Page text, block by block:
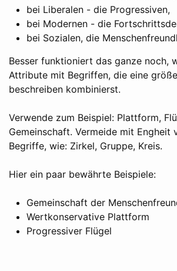
bei Liberalen - die Progressiven,
bei Modernen - die
bei Sozialen, die
Besser funktioniert das ganze noch,
Attribute mit Begriffen, die eine
beschreiben kombinierst.
Verwende zum Beispiel: Plattform,
Gemeinschaft. Vermeide mit Engheit
Begriffe, wie: Zirkel, Gruppe, Kreis.
Hier ein paar bewährte Beispiele:
Gemeinschaft der
Wertkonservative Plattform
Progressiver Flügel